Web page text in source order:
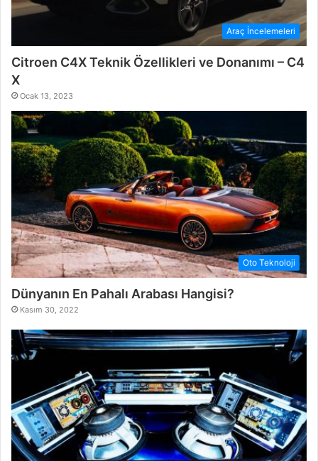
Araç İncelemeleri
Citroen C4X Teknik Özellikleri ve Donanımı – C4
X
Ocak 13, 2023
Oto Teknoloji
Dünyanın En Pahalı Arabası Hangisi?
Kasım 30, 2022